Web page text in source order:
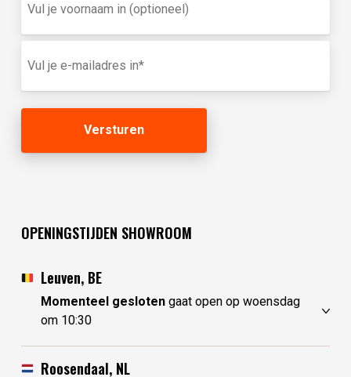
je
in
(optioneel)
mailadres
OPENINGSTIJDEN SHOWROOM
Leuven, BE
Momenteel geslotengaat open op woensdag
om 10:30
zaterdag
10:30 - 17:30
zondag
Roosendaal, NL